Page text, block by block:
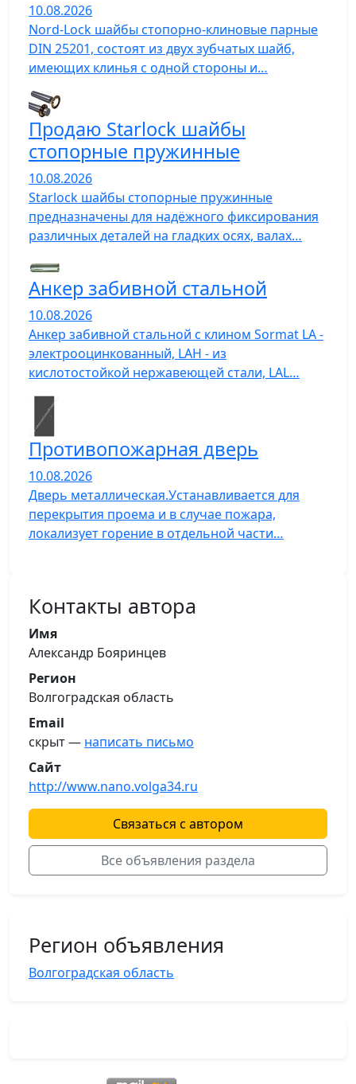
10.08.2026
Nord-Lock шайбы стопорно-клиновые парные
DIN 25201, состоят из двух зубчатых шайб,
имеющих клинья с одной стороны и…
Продаю Starlock шайбы
cтопорные пружинные
10.08.2026
Starlock шайбы стопорные пружинные
предназначены для надёжного фиксирования
различных деталей на гладких осях, валах…
Анкер забивной стальной
10.08.2026
Анкер забивной стальной с клином Sormat LA -
электрооцинкованный, LAH - из
кислотостойкой нержавеющей стали, LAL…
Противопожарная дверь
10.08.2026
Дверь металлическая.Устанавливается для
перекрытия проема и в случае пожара,
локализует горение в отдельной части…
Контакты автора
Имя
Александр Бояринцев
Регион
Волгоградская область
Email
скрыт — написать письмо
Сайт
http://www.nano.volga34.ru
Связаться с автором
Все объявления раздела
Регион объявления
Волгоградская область